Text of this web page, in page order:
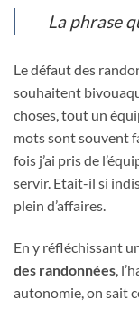
La phrase
Le défaut des
souhaitent
choses, tout un
mots sont souvent
fois j’ai pris de
servir. Etait-il si
plein d’affaires.
En y réfléchissant
des randonnées ,
autonomie, on sait